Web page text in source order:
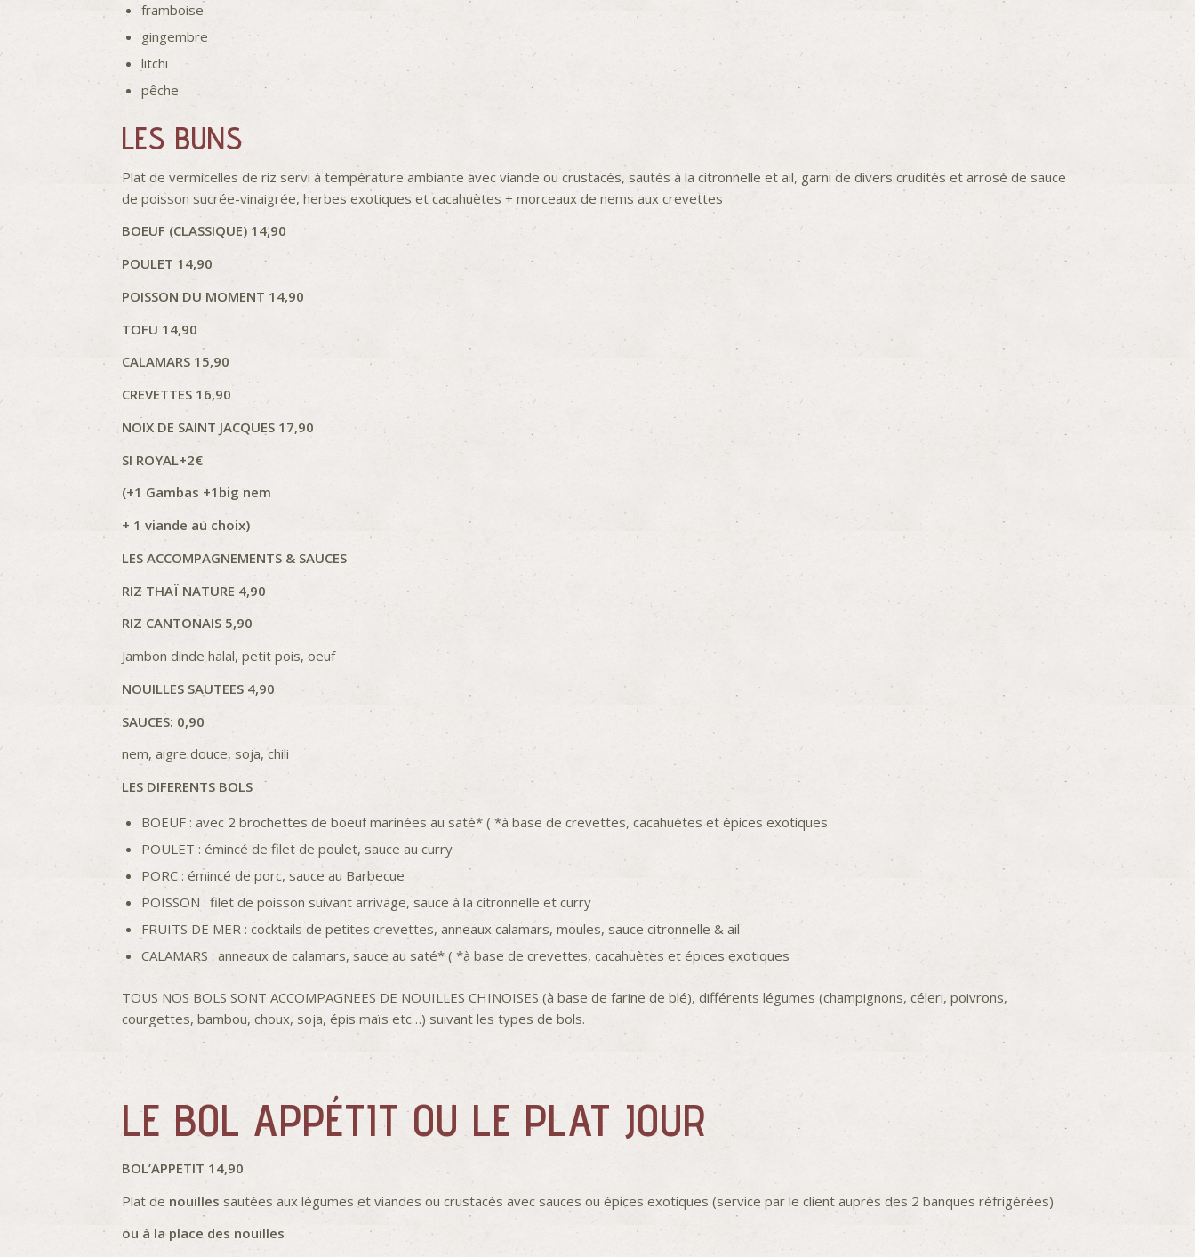
framboise
gingembre
litchi
pêche
LES BUNS
Plat de vermicelles de riz servi à température ambiante avec viande ou crustacés, sautés à la citronnelle et ail, garni de divers crudités et arrosé de sauce
de poisson sucrée-vinaigrée, herbes exotiques et cacahuètes + morceaux de nems aux crevettes
BOEUF (CLASSIQUE) 14,90
POULET 14,90
POISSON DU MOMENT 14,90
TOFU 14,90
CALAMARS 15,90
CREVETTES 16,90
NOIX DE SAINT JACQUES 17,90
SI ROYAL+2€
(+1 Gambas +1big nem
+ 1 viande au choix)
LES ACCOMPAGNEMENTS & SAUCES
RIZ THAÏ NATURE 4,90
RIZ CANTONAIS 5,90
Jambon dinde halal, petit pois, oeuf
NOUILLES SAUTEES 4,90
SAUCES: 0,90
nem, aigre douce, soja, chili
LES DIFERENTS BOLS
BOEUF : avec 2 brochettes de boeuf marinées au saté* ( *à base de crevettes, cacahuètes et épices exotiques
POULET : émincé de filet de poulet, sauce au curry
PORC : émincé de porc, sauce au Barbecue
POISSON : filet de poisson suivant arrivage, sauce à la citronnelle et curry
FRUITS DE MER : cocktails de petites crevettes, anneaux calamars, moules, sauce citronnelle & ail
CALAMARS : anneaux de calamars, sauce au saté* ( *à base de crevettes, cacahuètes et épices exotiques
TOUS NOS BOLS SONT ACCOMPAGNEES DE NOUILLES CHINOISES (à base de farine de blé), différents légumes (champignons, céleri, poivrons,
courgettes, bambou, choux, soja, épis maïs etc…) suivant les types de bols.
LE BOL APPÉTIT OU LE PLAT JOUR
BOL’APPETIT 14,90
Plat de nouilles sautées aux légumes et viandes ou crustacés avec sauces ou épices exotiques (service par le client auprès des 2 banques réfrigérées)
ou à la place des nouilles